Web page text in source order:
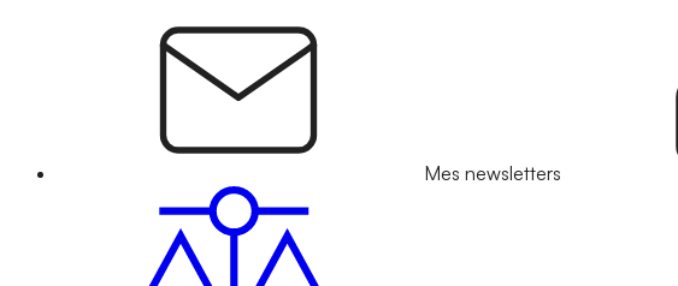
Mes newsletters